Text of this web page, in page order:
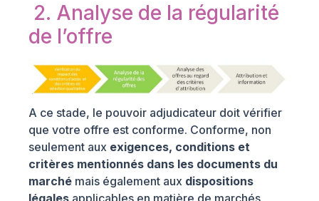
2. Analyse de la régularité
de l’offre
A ce stade, le pouvoir adjudicateur doit vérifier
que votre offre est conforme. Conforme, non
seulement aux exigences, conditions et
critères mentionnés dans les documents du
marché mais également aux dispositions
légales applicables en matière de marchés